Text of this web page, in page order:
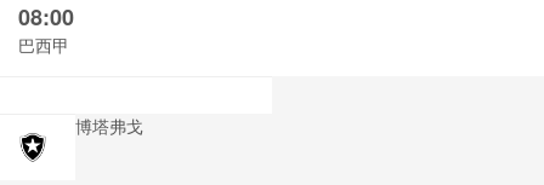
08:00
巴西甲
博塔弗戈